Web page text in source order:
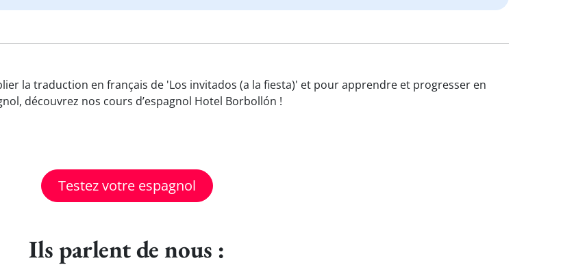
la traduction en français de 'Los invitados (a la fiesta)' et pour apprendre et progresser en
découvrez nos cours d’espagnol Hotel Borbollón !
Testez votre espagnol
Ils parlent de nous :